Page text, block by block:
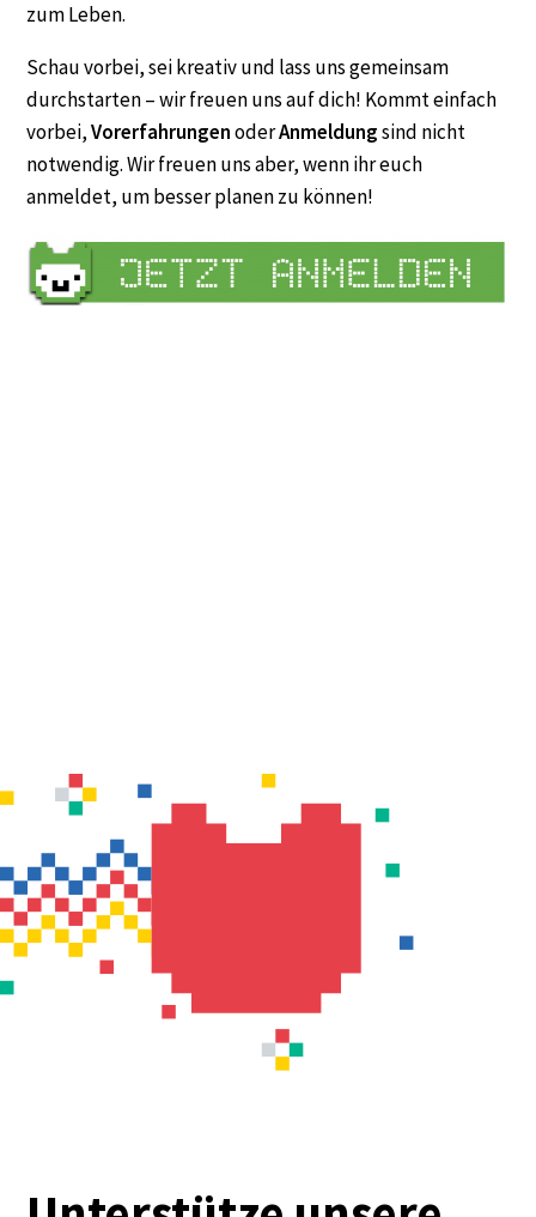
zum Leben.
Schau vorbei, sei kreativ und lass uns gemeinsam
durchstarten – wir freuen uns auf dich! Kommt einfach
vorbei,VorerfahrungenoderAnmeldungsind nicht
notwendig. Wir freuen uns aber, wenn ihr euch
anmeldet, um besser planen zu können!